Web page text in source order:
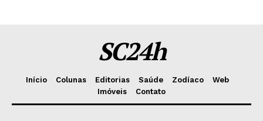
SC24h
Início Colunas Editorias Saúde Zodíaco
Web
Imóveis
Contato